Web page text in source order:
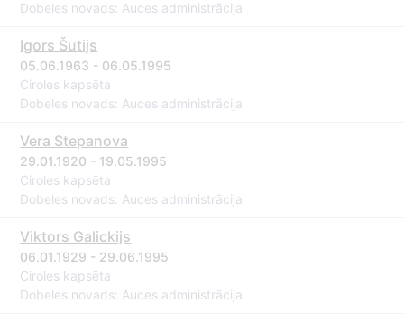
Dobeles novads: Auces administrācija
Igors Šutijs
05.06.1963 - 06.05.1995
Ciroles kapsēta
Dobeles novads: Auces administrācija
Vera Stepanova
29.01.1920 - 19.05.1995
Ciroles kapsēta
Dobeles novads: Auces administrācija
Viktors Galickijs
06.01.1929 - 29.06.1995
Ciroles kapsēta
Dobeles novads: Auces administrācija